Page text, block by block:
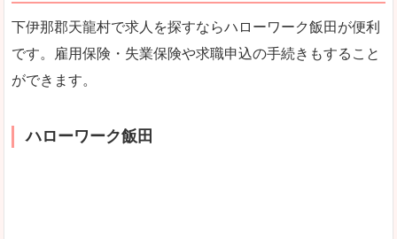
下伊那郡天龍村で求人を探すならハローワーク飯田が便利
です。雇用保険・失業保険や求職申込の手続きもすること
ができます。
ハローワーク飯田